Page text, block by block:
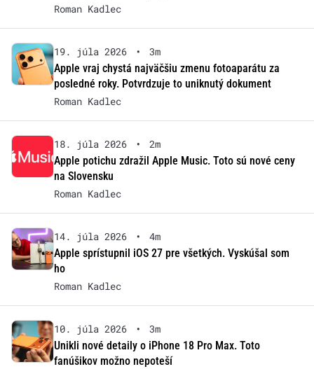
Roman Kadlec
19. júla 2026 •
3m
Apple vraj chystá najväčšiu zmenu fotoaparátu za
posledné roky. Potvrdzuje to uniknutý dokument
Roman Kadlec
18. júla 2026 •
2m
Apple potichu zdražil Apple Music. Toto sú nové ceny
na Slovensku
Roman Kadlec
14. júla 2026 •
4m
Apple sprístupnil iOS 27 pre všetkých. Vyskúšal som
ho
Roman Kadlec
10. júla 2026 •
3m
Unikli nové detaily o iPhone 18 Pro Max. Toto
fanúšikov možno nepoteší